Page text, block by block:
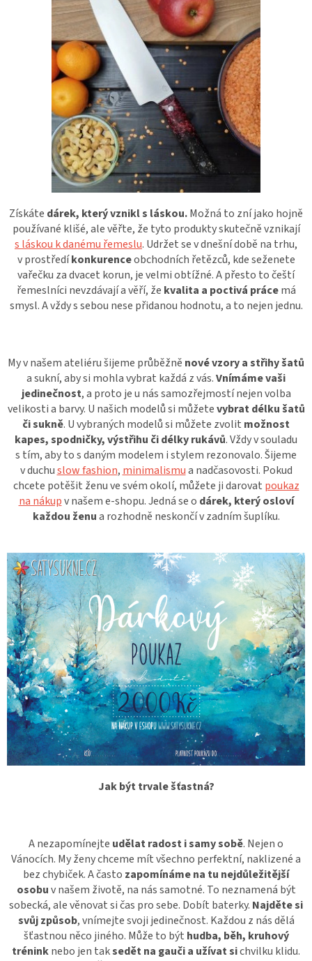
Získáte dárek, který vznikl s láskou.Možná to zní jako hojně
používané klišé, ale věřte, že tyto produkty skutečně vznikají
s láskou k danému řemeslu. Udržet se v dnešní době na trhu,
v prostředíkonkurenceobchodních řetězců, kde seženete
vařečku za dvacet korun, je velmi obtížné. A přesto to čeští
řemeslníci nevzdávají a věří, že kvalita a poctivá prácemá
smysl. A vždy s sebou nese přidanou hodnotu, a to nejen jednu.
My v našem ateliéru šijeme průběžně nové vzory a střihy šatů
a sukní, aby si mohla vybrat každá z vás.Vnímáme vaši
jedinečnost, a proto je u nás samozřejmostí nejen volba
velikosti a barvy. U našich modelů si můžetevybrat délku šatů
či sukně. U vybraných modelů si můžete zvolit možnost
kapes, spodničky, výstřihu či délky rukávů. Vždy v souladu
s tím, aby to s daným modelem i stylem rezonovalo. Šijeme
v duchuslow fashion, minimalismua nadčasovosti. Pokud
chcete potěšit ženu ve svém okolí, můžete ji darovat poukaz
na nákupv našem e-shopu. Jedná se o dárek, který osloví
každou ženua rozhodně neskončí v zadním šuplíku.
Jak být trvale šťastná?
A nezapomínejte udělat radost i samy sobě. Nejen o
Vánocích. My ženy chceme mít všechno perfektní, naklizené a
bez chybiček. A často zapomínáme na tu nejdůležitější
osobuv našem životě, na nás samotné. To neznamená být
sobecká, ale věnovat si čas pro sebe. Dobít baterky. Najděte si
svůj způsob, vnímejte svoji jedinečnost. Každou z nás dělá
šťastnou něco jiného. Může to být hudba, běh, kruhový
tréninknebo jen taksedět na gauči a užívat sichvilku klidu.